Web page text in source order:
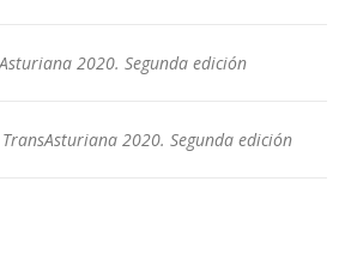
2020. Segunda edición
2020. Segunda edición